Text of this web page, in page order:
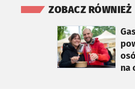
ZOBACZ RÓWNIEŻ
na
otworzy się w nowej